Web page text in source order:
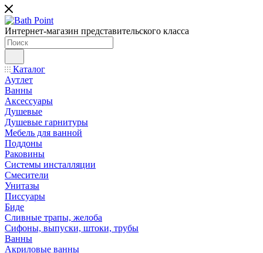
Интернет-магазин представительского класса
Каталог
Аутлет
Ванны
Аксессуары
Душевые
Душевые гарнитуры
Мебель для ванной
Поддоны
Раковины
Системы инсталляции
Смесители
Унитазы
Писсуары
Биде
Сливные трапы, желоба
Сифоны, выпуски, штоки, трубы
Ванны
Акриловые ванны